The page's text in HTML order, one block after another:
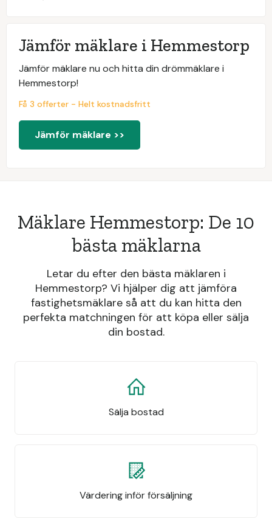
Jämför mäklare i Hemmestorp
Jämför mäklare nu och hitta din drömmäklare i
Hemmestorp!
Få 3 offerter - Helt kostnadsfritt
Jämför mäklare >>
Mäklare Hemmestorp: De 10
bästa mäklarna
Letar du efter den bästa mäklaren i
Hemmestorp? Vi hjälper dig att jämföra
fastighetsmäklare så att du kan hitta den
perfekta matchningen för att köpa eller sälja
din bostad.
Sälja bostad
Värdering inför försäljning